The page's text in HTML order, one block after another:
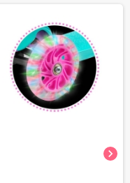
chevron_right